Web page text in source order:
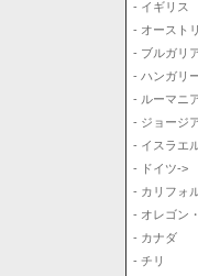
- イギリス
- オースト
- ブルガリ
- ハンガリ
- ルーマニ
- ジョージ
- イスラエ
- ドイツ->
- カリフォ
- オレゴン
- カナダ
- チリ